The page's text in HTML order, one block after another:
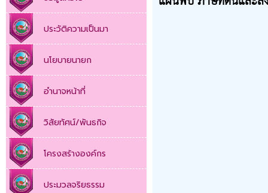
ประวัติความเป็นมา
นโยบายนายก
อำนาจหน้าที่
วิสัยทัศน์/พันธกิจ
โครงสร้างองค์กร
ประมวลจริยธรรม